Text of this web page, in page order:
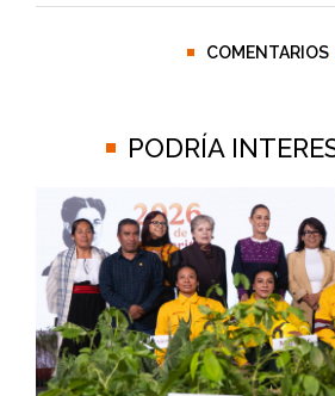
COMENTARIOS
PODRÍA